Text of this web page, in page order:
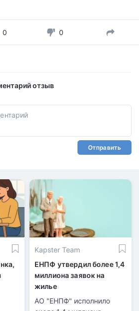
0 0
отзыв
Отправить
Kapster Team
ЕНПФ утвердил более 1,4
миллиона заявок на
жилье
АО "ЕНПФ" исполнило